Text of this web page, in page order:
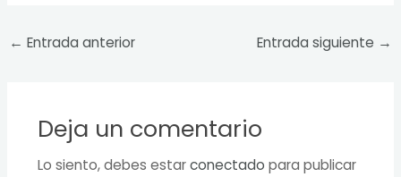
← Entrada anterior Entrada siguiente →
Deja un comentario
Lo siento, debes estarconectado para publicar